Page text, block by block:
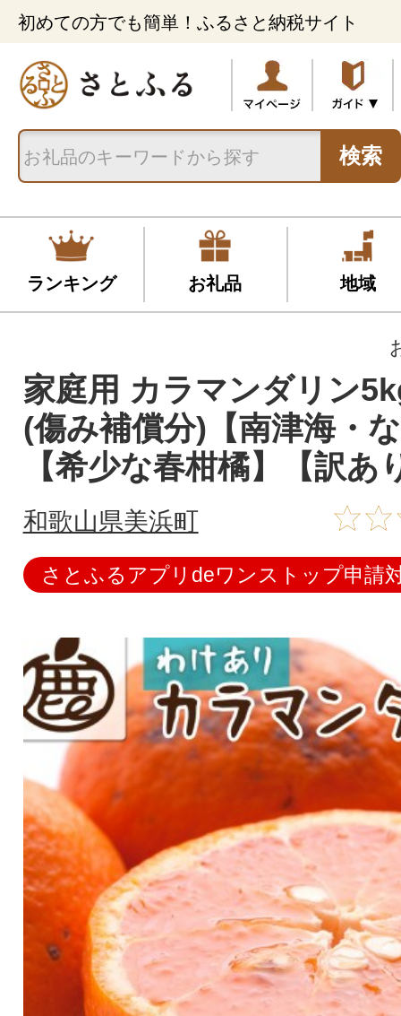
初めての方でも簡単！ふるさと納税サイト
検索
ランキング お礼品 地域
家庭用 カラマンダリン
(傷み補償分)【南津海・
【希少な春柑橘】【訳あ
和歌山県美浜町
さとふるアプリdeワンストップ申請